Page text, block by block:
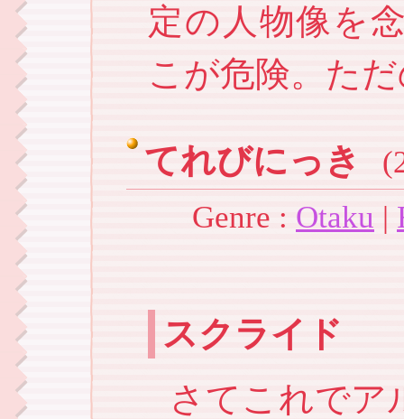
定の人物像を
こが危険。た
てれびにっき
Genre : Otaku |
スクライド
さてこれでア